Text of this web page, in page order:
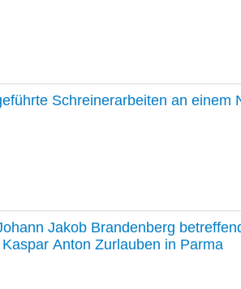
Schreinerarbeiten an einem
Jakob Brandenberg
Anton Zurlauben in Parma